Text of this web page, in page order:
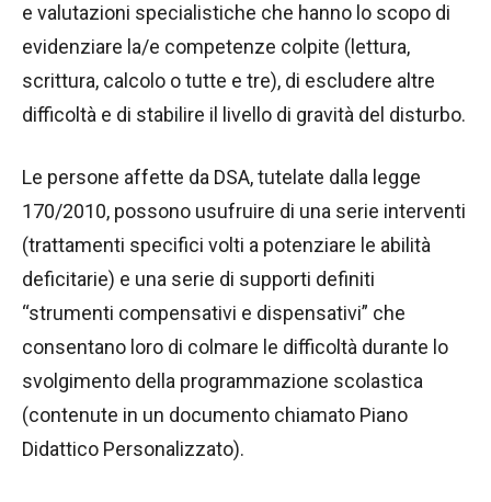
e valutazioni specialistiche che hanno lo scopo di
evidenziare la/e competenze colpite (lettura,
scrittura, calcolo o tutte e tre), di escludere altre
difficoltà e di stabilire il livello di gravità del disturbo.
Le persone affette da DSA, tutelate dalla legge
170/2010, possono usufruire di una serie interventi
(trattamenti specifici volti a potenziare le abilità
deficitarie) e una serie di supporti definiti
“strumenti compensativi e dispensativi” che
consentano loro di colmare le difficoltà durante lo
svolgimento della programmazione scolastica
(contenute in un documento chiamato Piano
Didattico Personalizzato).